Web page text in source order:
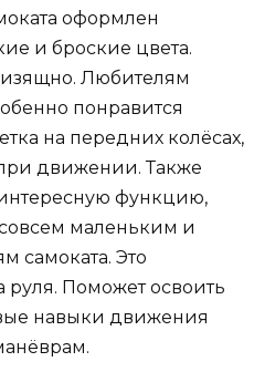
оформлен
и броские цвета.
Любителям
понравится
на передних колёсах,
движении. Также
функцию,
маленьким и
самоката. Это
руля. Поможет освоить
навыки движения